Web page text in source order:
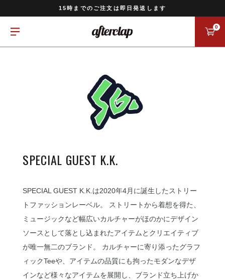
15時までのご注文は即日発送します
0
SPECIAL GUEST K.K.
SPECIAL GUEST K.K.は2020年4月に誕生したストリー
トファッションレーベル。 ストリートから着想を得た、
ミュージックなど幅広いカルチャーがほのかにデザイン
ソースとして落とし込まれたアイテムとクリエイティブ
が唯一無二のブランド。 カルチャーに寄り添ったグラフ
ィックTeeや、アイテムの品質にも拘ったモダンなデザ
インなど様々なアイテムを展開し、ブランド立ち上げか